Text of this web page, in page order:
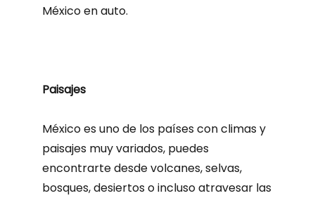
México en auto.
Paisajes
México es uno de los países con climas y
paisajes muy variados, puedes
encontrarte desde volcanes, selvas,
bosques, desiertos o incluso atravesar las